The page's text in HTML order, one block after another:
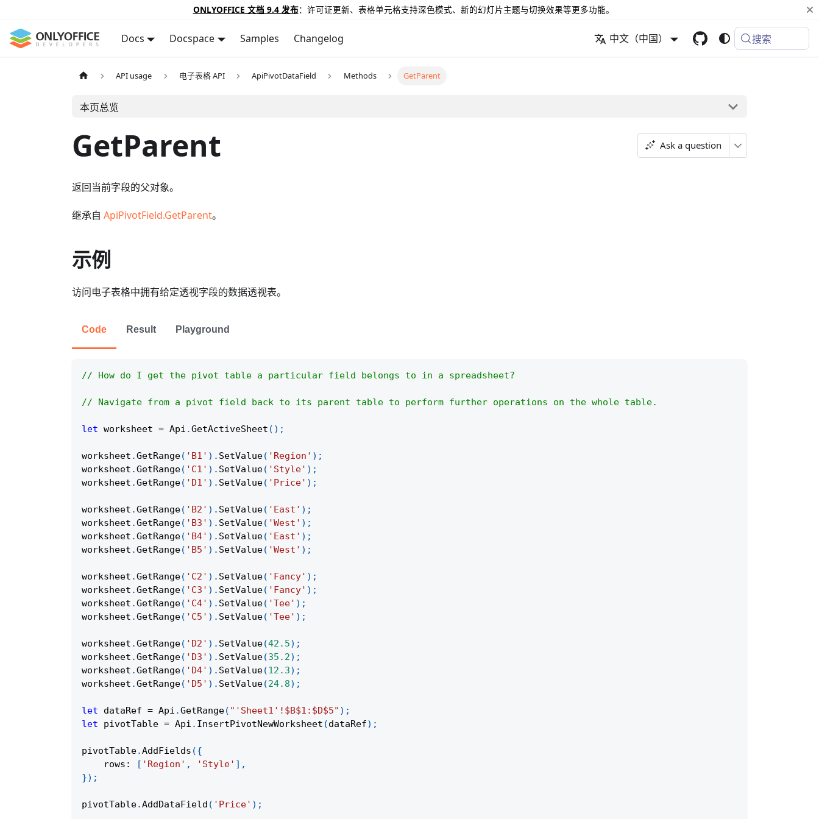
ONLYOFFICE 文档 9.4 发布：许可证更新、表格单元格支持深色模式、新的幻灯片主题与切换效果等更多功能。
Docs Docspace Samples Changelog 中文（中国） 搜索
API usage 电子表格 API ApiPivotDataField Methods GetParent
本页总览
GetParent Ask a question
返回当前字段的父对象。
继承自 ApiPivotField.GetParent。
示例
访问电子表格中拥有给定透视字段的数据透视表。
Code Result Playground
// How do I get the pivot table a particular field belongs to in a spreadsheet?
// Navigate from a pivot field back to its parent table to perform further operations on the whole table.
let worksheet = Api .GetActiveSheet ( ) ;
worksheet .GetRange( 'B1' ) . SetValue( 'Region' ) ;
worksheet .GetRange( 'C1' ) . SetValue( 'Style' ) ;
worksheet .GetRange( 'D1' ) . SetValue( 'Price' ) ;
worksheet .GetRange( 'B2' ) . SetValue( 'East' ) ;
worksheet .GetRange( 'B3' ) . SetValue( 'West' ) ;
worksheet .GetRange( 'B4' ) . SetValue( 'East' ) ;
worksheet .GetRange( 'B5' ) . SetValue( 'West' ) ;
worksheet .GetRange( 'C2' ) . SetValue( 'Fancy' ) ;
worksheet .GetRange( 'C3' ) . SetValue( 'Fancy' ) ;
worksheet .GetRange( 'C4' ) . SetValue( 'Tee' ) ;
worksheet .GetRange( 'C5' ) . SetValue( 'Tee' ) ;
worksheet .GetRange( 'D2' ) . SetValue(42.5) ;
worksheet .GetRange( 'D3' ) . SetValue(35.2) ;
worksheet .GetRange( 'D4' ) . SetValue(12.3) ;
worksheet .GetRange( 'D5' ) . SetValue(24.8) ;
let dataRef = Api .GetRange( "'Sheet1'!$B$1:$D$5" ) ;
let pivotTable = Api . InsertPivotNewWorksheet (dataRef) ;
pivotTable.AddFields ({
rows : [ 'Region' , 'Style' ] ,
}) ;
pivotTable.AddDataField ( 'Price' ) ;